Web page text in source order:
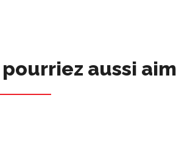
aussi